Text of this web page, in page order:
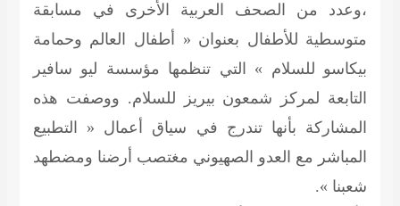
،وعدد من الصحف العربية الأخرى في مسابقة
متوسطية للأطفال بعنوان « أطفال العالم وحمامة
بيكاسو للسلام » التي تنظمها مؤسسة ليو سافير
التابعة لمركز شمعون بيريز للسلام. ووصفت هذه
المشاركة بأنها تندرج في سياق أعمال « التطبيع
المباشر مع العدو الصهيوني مغتصب أرضنا ومضطهد
شعبنا ».